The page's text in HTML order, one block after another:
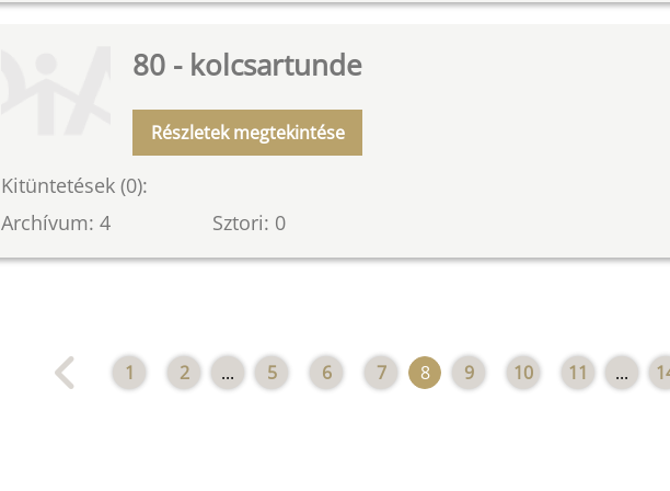
80 - kolcsartunde
Részletek megtekintése
Kitüntetések (0):
Archívum: 4
Sztori: 0
1 2 ... 5 6 7 8 9 10 11 ...